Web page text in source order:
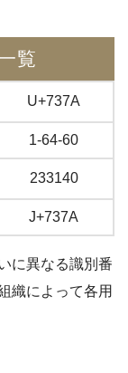
覧
U+737A
1-64-60
233140
J+737A
に異なる識別番
織によって各用